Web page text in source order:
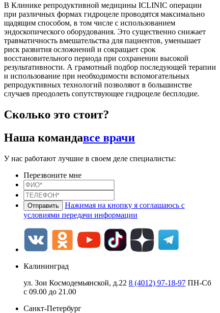
В Клинике репродуктивной медицины ICLINIC операции
при различных формах гидроцеле проводятся максимально
щадящим способом, в том числе с использованием
эндоскопического оборудования. Это существенно снижает
травматичность вмешательства для пациентов, уменьшает
риск развития осложнений и сокращает срок
восстановительного периода при сохранении высокой
результативности. А грамотный подбор последующей терапии
и использование при необходимости вспомогательных
репродуктивных технологий позволяют в большинстве
случаев преодолеть сопутствующее гидроцеле бесплодие.
Сколько это стоит?
Наша командавсе врачи
У нас работают лучшие в своем деле специалисты:
Перезвоните мне
Нажимая на кнопку я соглашаюсь с
условиями передачи информации
Калининград
ул. Зои Космодемьянской, д.22 8 (4012) 97-18-97 ПН-Сб
с 09.00 до 21.00
Санкт-Петербург